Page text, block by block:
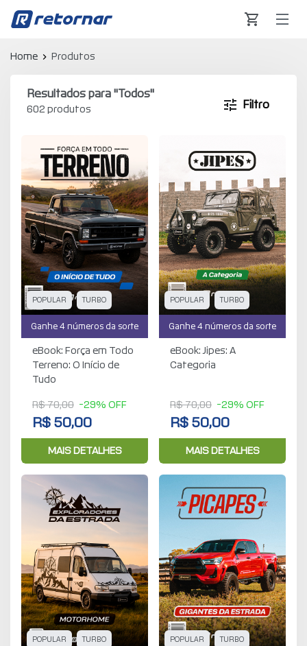
Home Produtos
Resultados para "Todos"
602 produtos Filtro
POPULAR TURBO
Ganhe 4 números da sorte
eBook: Força em Todo
Terreno: O Início de
Tudo
R$ 70,00 -29% OFF
R$ 50,00
MAIS DETALHES
POPULAR TURBO
Ganhe 4 números da sorte
eBook: Jipes: A
Categoria
R$ 70,00 -29% OFF
R$ 50,00
MAIS DETALHES
POPULAR TURBO POPULAR TURBO